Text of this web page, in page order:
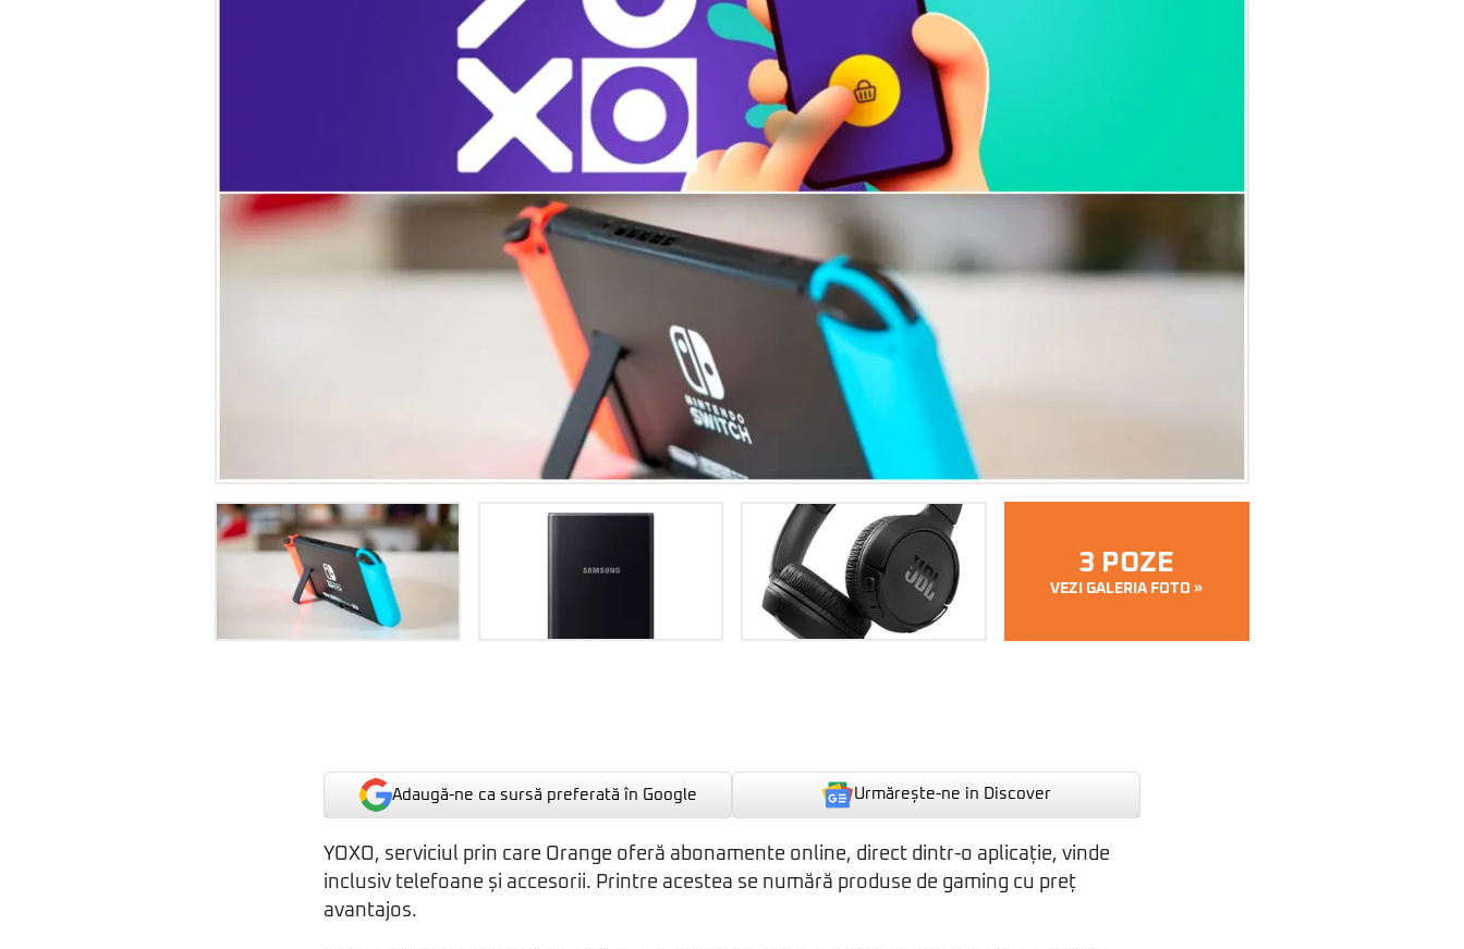
3 POZE
VEZI GALERIA FOTO »
Adaugă-ne ca sursă preferată în Google Urmărește-ne in Discover
YOXO, serviciul prin care Orange oferă abonamente online, direct dintr-o aplicație, vinde
inclusiv telefoane și accesorii. Printre acestea se numără produse de gaming cu preț
avantajos.